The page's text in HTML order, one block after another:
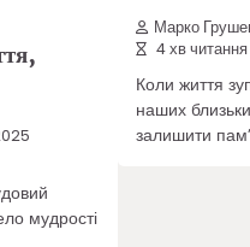
мудрості
Марко
4 хв читання
Коли життя
наших
залишити